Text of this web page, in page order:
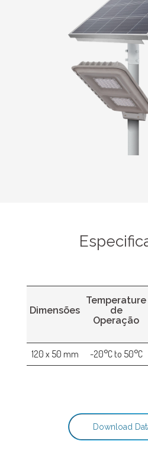
Dimensões
Temperature
de
Operação
120 x 50 mm -20°C to 50°C
Download